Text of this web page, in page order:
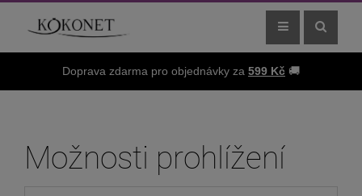
Doprava zdarma pro objednávky za 599 Kč 🚚
Možnosti prohlížení